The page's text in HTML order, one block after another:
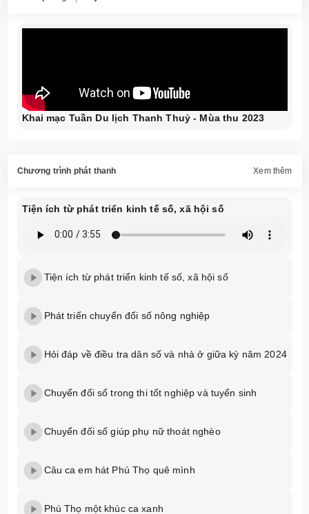
Khai mạc Tuần Du lịch Thanh Thuỷ - Mùa thu 2023
Chương trình phát thanh Xem thêm
Tiện ích từ phát triển kinh tế số, xã hội số
Tiện ích từ phát triển kinh tế số, xã hội số
Phát triển chuyển đổi số nông nghiệp
Hỏi đáp về điều tra dân số và nhà ở giữa kỳ năm 2024
Chuyển đổi số trong thi tốt nghiệp và tuyển sinh
Chuyển đối số giúp phụ nữ thoát nghèo
Câu ca em hát Phú Thọ quê mình
Phú Thọ một khúc ca xanh